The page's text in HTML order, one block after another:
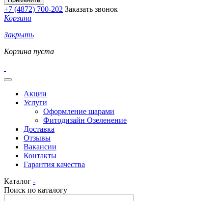
+7 (4872) 700-202 Заказать звонок
Корзина
Закрыть
Корзина пуста
Акции
Услуги
Оформление шарами
Фитодизайн Озеленение
Доставка
Отзывы
Вакансии
Контакты
Гарантия качества
Каталог -
Поиск по каталогу